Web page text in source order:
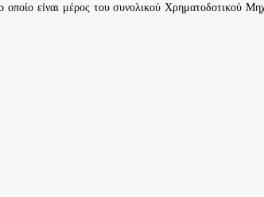
οποίο είναι μέρος του συνολικού